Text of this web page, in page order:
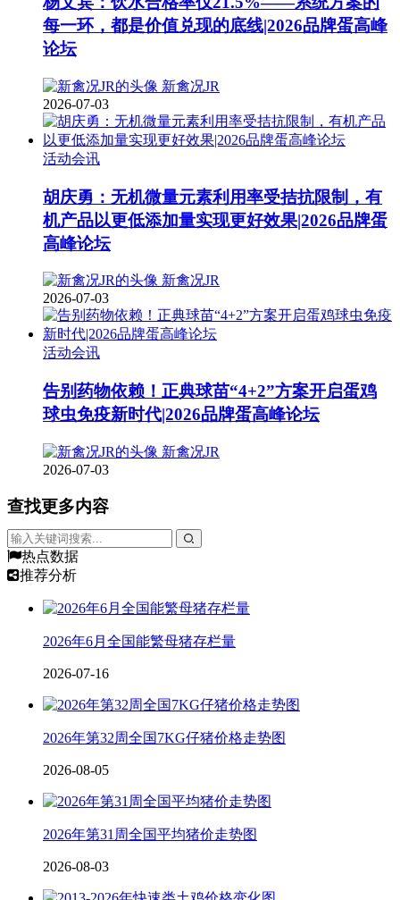
每一环，都是价值兑现的底线|2026品牌蛋高峰
论坛
新禽况JR
2026-07-03
活动会讯
胡庆勇：无机微量元素利用率受拮抗限制，有
机产品以更低添加量实现更好效果|2026品牌蛋
高峰论坛
新禽况JR
2026-07-03
活动会讯
告别药物依赖！正典球苗“4+2”方案开启蛋鸡
球虫免疫新时代|2026品牌蛋高峰论坛
新禽况JR
2026-07-03
查找更多内容
热点数据
推荐分析
2026年6月全国能繁母猪存栏量
2026-07-16
2026年第32周全国7KG仔猪价格走势图
2026-08-05
2026年第31周全国平均猪价走势图
2026-08-03